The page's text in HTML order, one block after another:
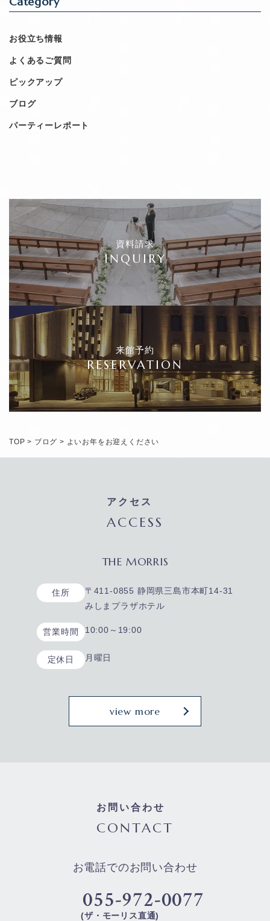
お役立ち情報
よくあるご質問
ピックアップ
ブログ
パーティーレポート
資料請求
INQUIRY
来館予約
RESERVATION
TOP > ブログ > よいお年をお迎えください
アクセス
ACCESS
THE MORRIS
住所
〒411-0855 静岡県三島市本町14-31
みしまプラザホテル
営業時間 10:00～19:00
定休日 月曜日
view more
お問い合わせ
CONTACT
お電話でのお問い合わせ
055-972-0077
(ザ・モーリス直通)